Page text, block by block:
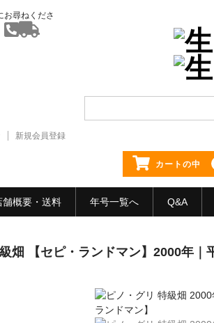
お尋ねくださ
新規会員登録
カートの中
舗概要・送料 年号一覧へ Q&A
畑 【セピ・ランドマン】2000年｜